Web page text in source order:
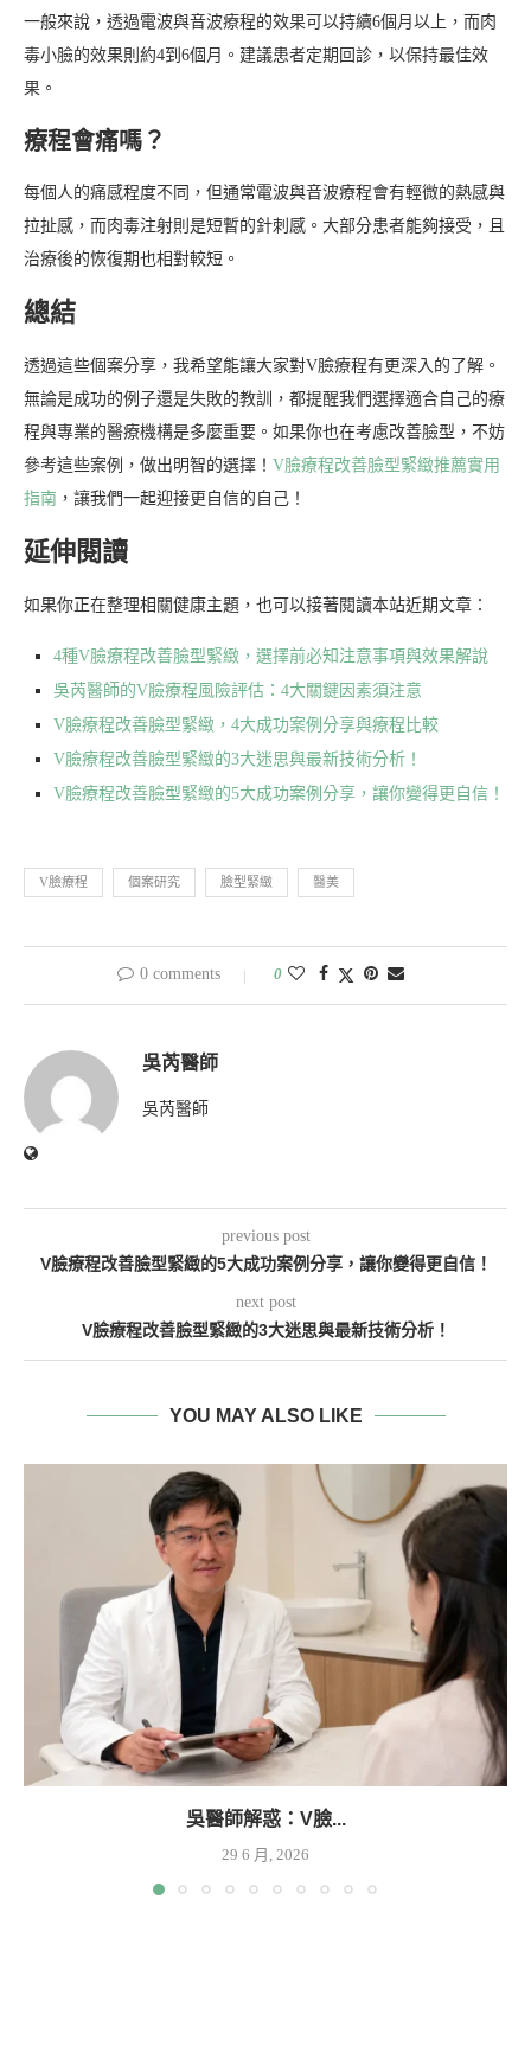
一般來說，透過電波與音波療程的效果可以持續6個月以上，而肉
毒小臉的效果則約4到6個月。建議患者定期回診，以保持最佳效
果。
療程會痛嗎？
每個人的痛感程度不同，但通常電波與音波療程會有輕微的熱感與
拉扯感，而肉毒注射則是短暫的針刺感。大部分患者能夠接受，且
治療後的恢復期也相對較短。
總結
透過這些個案分享，我希望能讓大家對V臉療程有更深入的了解。
無論是成功的例子還是失敗的教訓，都提醒我們選擇適合自己的療
程與專業的醫療機構是多麼重要。如果你也在考慮改善臉型，不妨
參考這些案例，做出明智的選擇！ V臉療程改善臉型緊緻推薦實用
指南 ，讓我們一起迎接更自信的自己！
延伸閱讀
如果你正在整理相關健康主題，也可以接著閱讀本站近期文章：
4種V臉療程改善臉型緊緻，選擇前必知注意事項與效果解說
吳芮醫師的V臉療程風險評估：4大關鍵因素須注意
V臉療程改善臉型緊緻，4大成功案例分享與療程比較
V臉療程改善臉型緊緻的3大迷思與最新技術分析！
V臉療程改善臉型緊緻的5大成功案例分享，讓你變得更自信！
V臉療程 個案研究 臉型緊緻 醫美
0 comments 0
吳芮醫師
吳芮醫師
previous post
V臉療程改善臉型緊緻的5大成功案例分享，讓你變得更自信！
next post
V臉療程改善臉型緊緻的3大迷思與最新技術分析！
YOU MAY ALSO LIKE
吳醫師解惑：V臉...
29 6 月, 2026